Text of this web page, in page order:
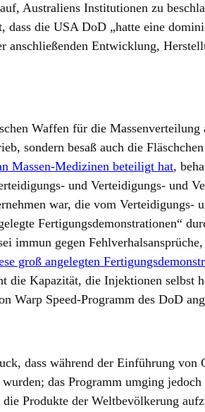
Australiens Institutionen zu
dass die USA DoD „hatte eine
anschließenden Entwicklung,
Waffen für die
sondern besaß auch die
Massen-Medizinen beteiligt hat,
und Verteidigungs- und
war, die vom Verteidigungs-
Fertigungsdemonstrationen“
immun gegen
groß angelegten
die Kapazität, die Injektionen selbst
Warp Speed-Programm des DoD
dass während der Einführung
das Programm umging
Produkte der Weltbevölkerung